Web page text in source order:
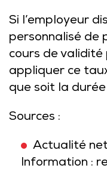
Si l’employeur
personnalisé de
cours de
appliquer ce
que soit la
Sources :
Actualité
Information :